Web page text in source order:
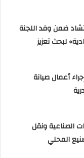
ضمن وفد اللجنة
لبحث تعزيز
أعمال صيانة
الصناعية ونقل
المحلي